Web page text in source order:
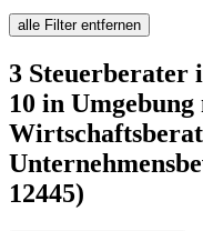
alle Filter entfernen
3 Steuerberater
10 in Umgebung
12445)